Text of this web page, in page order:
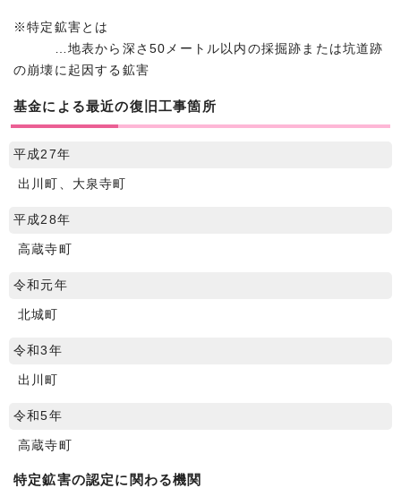
※特定鉱害とは
…地表から深さ50メートル以内の採掘跡または坑道跡
の崩壊に起因する鉱害
基金による最近の復旧工事箇所
平成27年
出川町、大泉寺町
平成28年
高蔵寺町
令和元年
北城町
令和3年
出川町
令和5年
高蔵寺町
特定鉱害の認定に関わる機関